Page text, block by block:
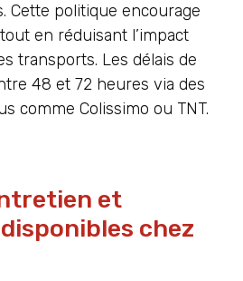
Cette politique encourage
en réduisant l’impact
transports. Les délais de
48 et 72 heures via des
comme Colissimo ou TNT.
et
chez